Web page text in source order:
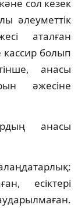
сол кезек
әлеуметтік
аталған
кассир болып
анасы
әжесіне
анасы
есіктері